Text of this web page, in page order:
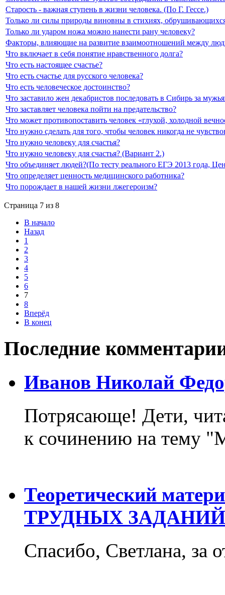
Старость - важная ступень в жизни человека. (По Г. Гессе.)
Только ли силы природы виновны в стихиях,
Только ли ударом ножа можно нанести рану человеку?
Факторы, влияющие на развитие взаимоотношений между
Что включает в себя понятие нравственного долга?
Что есть настоящее счастье?
Что есть счастье для русского человека?
Что есть человеческое достоинство?
Что заставило жен декабристов последовать в Сибирь за
Что заставляет человека пойти на предательство?
Что может противопоставить человек «глухой, холодной
Что нужно сделать для того, чтобы человек никогда не
Что нужно человеку для счастья?
Что нужно человеку для счастья? (Вариант 2.)
Что объединяет людей?(По тесту реального ЕГЭ 2013 года,
Что определяет ценность медицинского работника?
Что порождает в нашей жизни лжегероизм?
Страница 7 из 8
В начало
Назад
1
2
3
4
5
6
7
8
Вперёд
В конец
Последние
Иванов Николай
Потрясающе! Дети,
к сочинению на тему
Теоретический
ТРУДНЫХ
Спасибо, Светлана, за